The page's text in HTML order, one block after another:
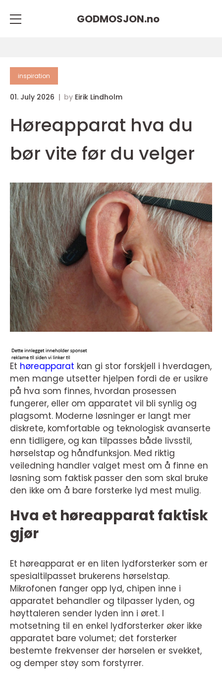
GODMOSJON.no
inspiration
01. July 2026 by Eirik Lindholm
Høreapparat hva du
bør vite før du velger
Et høreapparat kan gi stor forskjell i hverdagen,
men mange utsetter hjelpen fordi de er usikre
på hva som finnes, hvordan prosessen
fungerer, eller om apparatet vil bli synlig og
plagsomt. Moderne løsninger er langt mer
diskrete, komfortable og teknologisk avanserte
enn tidligere, og kan tilpasses både livsstil,
hørselstap og håndfunksjon. Med riktig
veiledning handler valget mest om å finne en
løsning som faktisk passer den som skal bruke
den ikke om å bare forsterke lyd mest mulig.
Hva et høreapparat faktisk
gjør
Et høreapparat er en liten lydforsterker som er
spesialtilpasset brukerens hørselstap.
Mikrofonen fanger opp lyd, chipen inne i
apparatet behandler og tilpasser lyden, og
høyttaleren sender lyden inn i øret. I
motsetning til en enkel lydforsterker øker ikke
apparatet bare volumet; det forsterker
bestemte frekvenser der hørselen er svekket,
og demper støy som forstyrrer.